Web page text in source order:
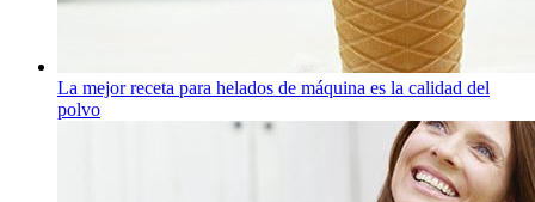
La mejor receta para helados de máquina es la calidad del
polvo